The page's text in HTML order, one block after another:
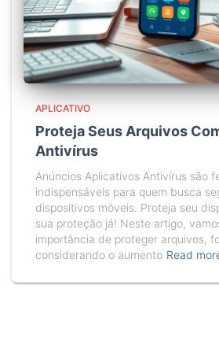
APLICATIVO
Proteja Seus Arquivos
Antivírus
Anúncios Aplicativos Antivírus são
indispensáveis para quem busca
dispositivos móveis. Proteja seu
sua proteção já! Neste artigo,
importância de proteger arquivos,
considerando o aumento Read